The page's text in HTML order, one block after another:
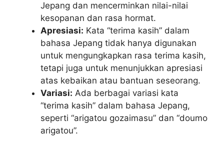
Jepang dan mencerminkan nilai-nilai
kesopanan dan rasa hormat.
Apresiasi: Kata “terima kasih” dalam
bahasa Jepang tidak hanya digunakan
untuk mengungkapkan rasa terima kasih,
tetapi juga untuk menunjukkan apresiasi
atas kebaikan atau bantuan seseorang.
Variasi: Ada berbagai variasi kata
“terima kasih” dalam bahasa Jepang,
seperti “arigatou gozaimasu” dan “doumo
arigatou”.